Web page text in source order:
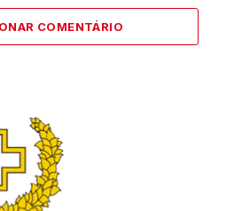
COMENTÁRIO